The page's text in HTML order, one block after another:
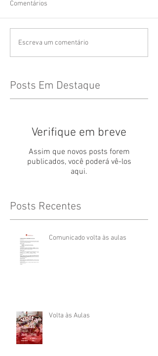
Comentários
Escreva um comentário
Posts Em Destaque
Verifique em breve
Assim que novos posts forem
publicados, você poderá vê-los
aqui.
Posts Recentes
Comunicado volta às aulas
Volta às Aulas